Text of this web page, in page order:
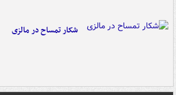
شکار تمساح در مالزی